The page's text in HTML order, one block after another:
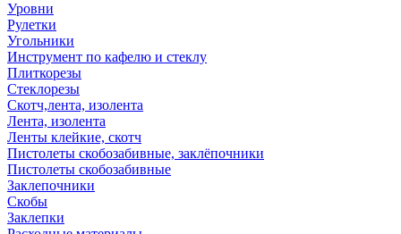
Уровни
Рулетки
Угольники
Инструмент по кафелю и стеклу
Плиткорезы
Стеклорезы
Скотч,лента, изолента
Лента, изолента
Ленты клейкие, скотч
Пистолеты скобозабивные, заклёпочники
Пистолеты скобозабивные
Заклепочники
Скобы
Заклепки